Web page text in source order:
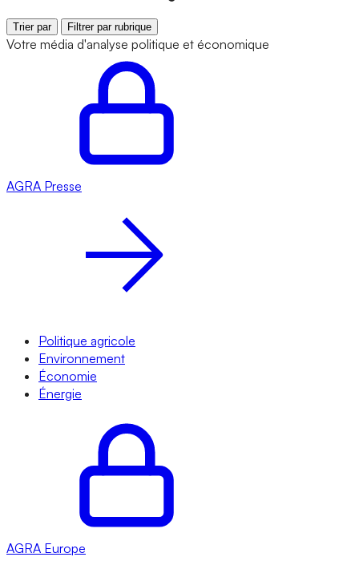
Trier par Filtrer par rubrique
Votre média d'analyse politique et économique
AGRA Presse
Politique agricole
Environnement
Économie
Énergie
AGRA Europe